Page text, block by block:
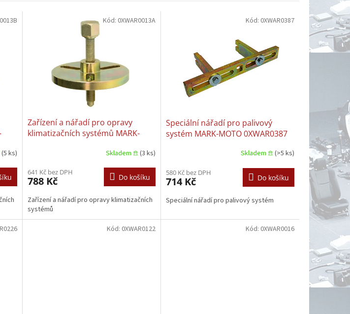
(5 ks)
Zařízení a nářadí pro opravy
klimatizačních systémů MARK-
Skladem 𖠿 (3 ks)
641 Kč bez DPH
788 Kč Do košíku
Zařízení a nářadí pro opravy klimatizačních
systémů
Kód: 0XWAR0013A
Speciální nářadí pro palivový
systém MARK-MOTO 0XWAR0387
Skladem 𖠿 (>5 ks)
580 Kč bez DPH
714 Kč Do košíku
Speciální nářadí pro palivový systém
Kód: 0XWAR0387
Kód: 0XWAR0122 Kód: 0XWAR0016